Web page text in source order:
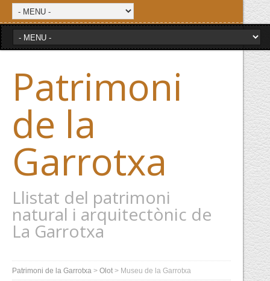
Patrimoni
de la
Garrotxa
Llistat del patrimoni
natural i arquitectònic de
La Garrotxa
Patrimoni de la Garrotxa >Olot > Museu de la Garrotxa